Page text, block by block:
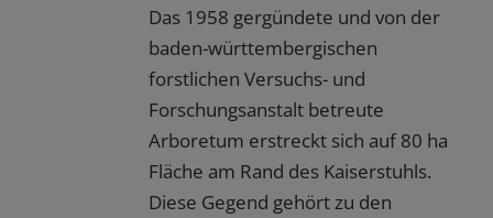
Das 1958 gergündete und von der
baden-württembergischen
forstlichen Versuchs- und
Forschungsanstalt betreute
Arboretum erstreckt sich auf 80 ha
Fläche am Rand des Kaiserstuhls.
Diese Gegend gehört zu den